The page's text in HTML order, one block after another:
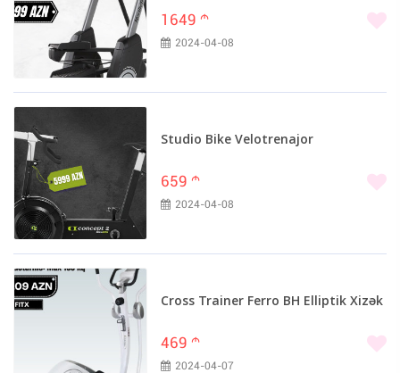
1649 m
2024-04-08
Studio Bike Velotrenajor
659 m
2024-04-08
Cross Trainer Ferro BH Elliptik Xizək
469 m
2024-04-07